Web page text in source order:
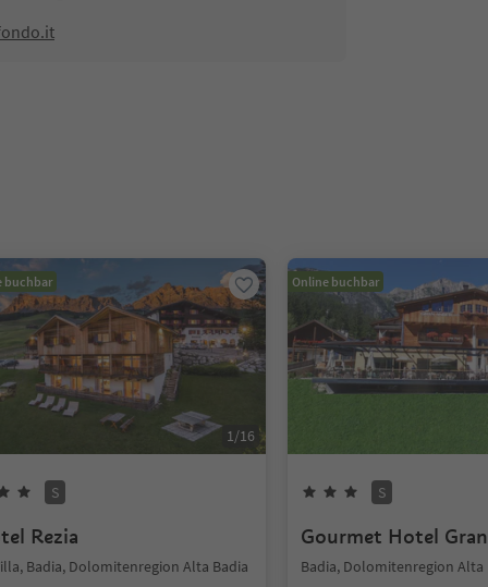
buchbar
1/16
S
Rezia
Badia, Dolomitenregion Alta Badia
Online buchbar
S
Gourmet Hotel
Badia, Dolomitenregion Alta